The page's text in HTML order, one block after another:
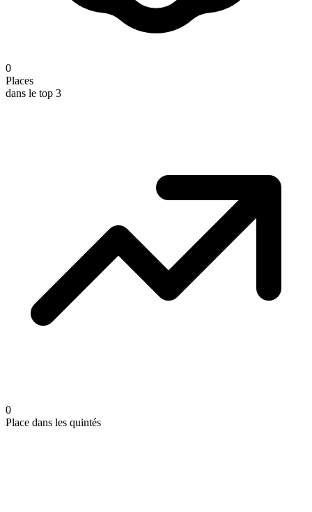
0
Places
dans le top 3
0
Place dans les quintés